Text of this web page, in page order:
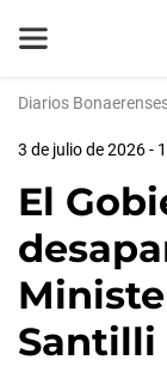
Diarios
3 de julio de 2026 -
El
Santilli